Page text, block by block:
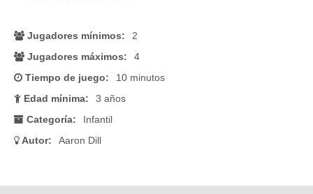
Jugadores mínimos:
2
Jugadores máximos:
4
Tiempo de juego:
10 minutos
Edad mínima:
3 años
Categoría:
Infantil
Autor:
Aaron Dill